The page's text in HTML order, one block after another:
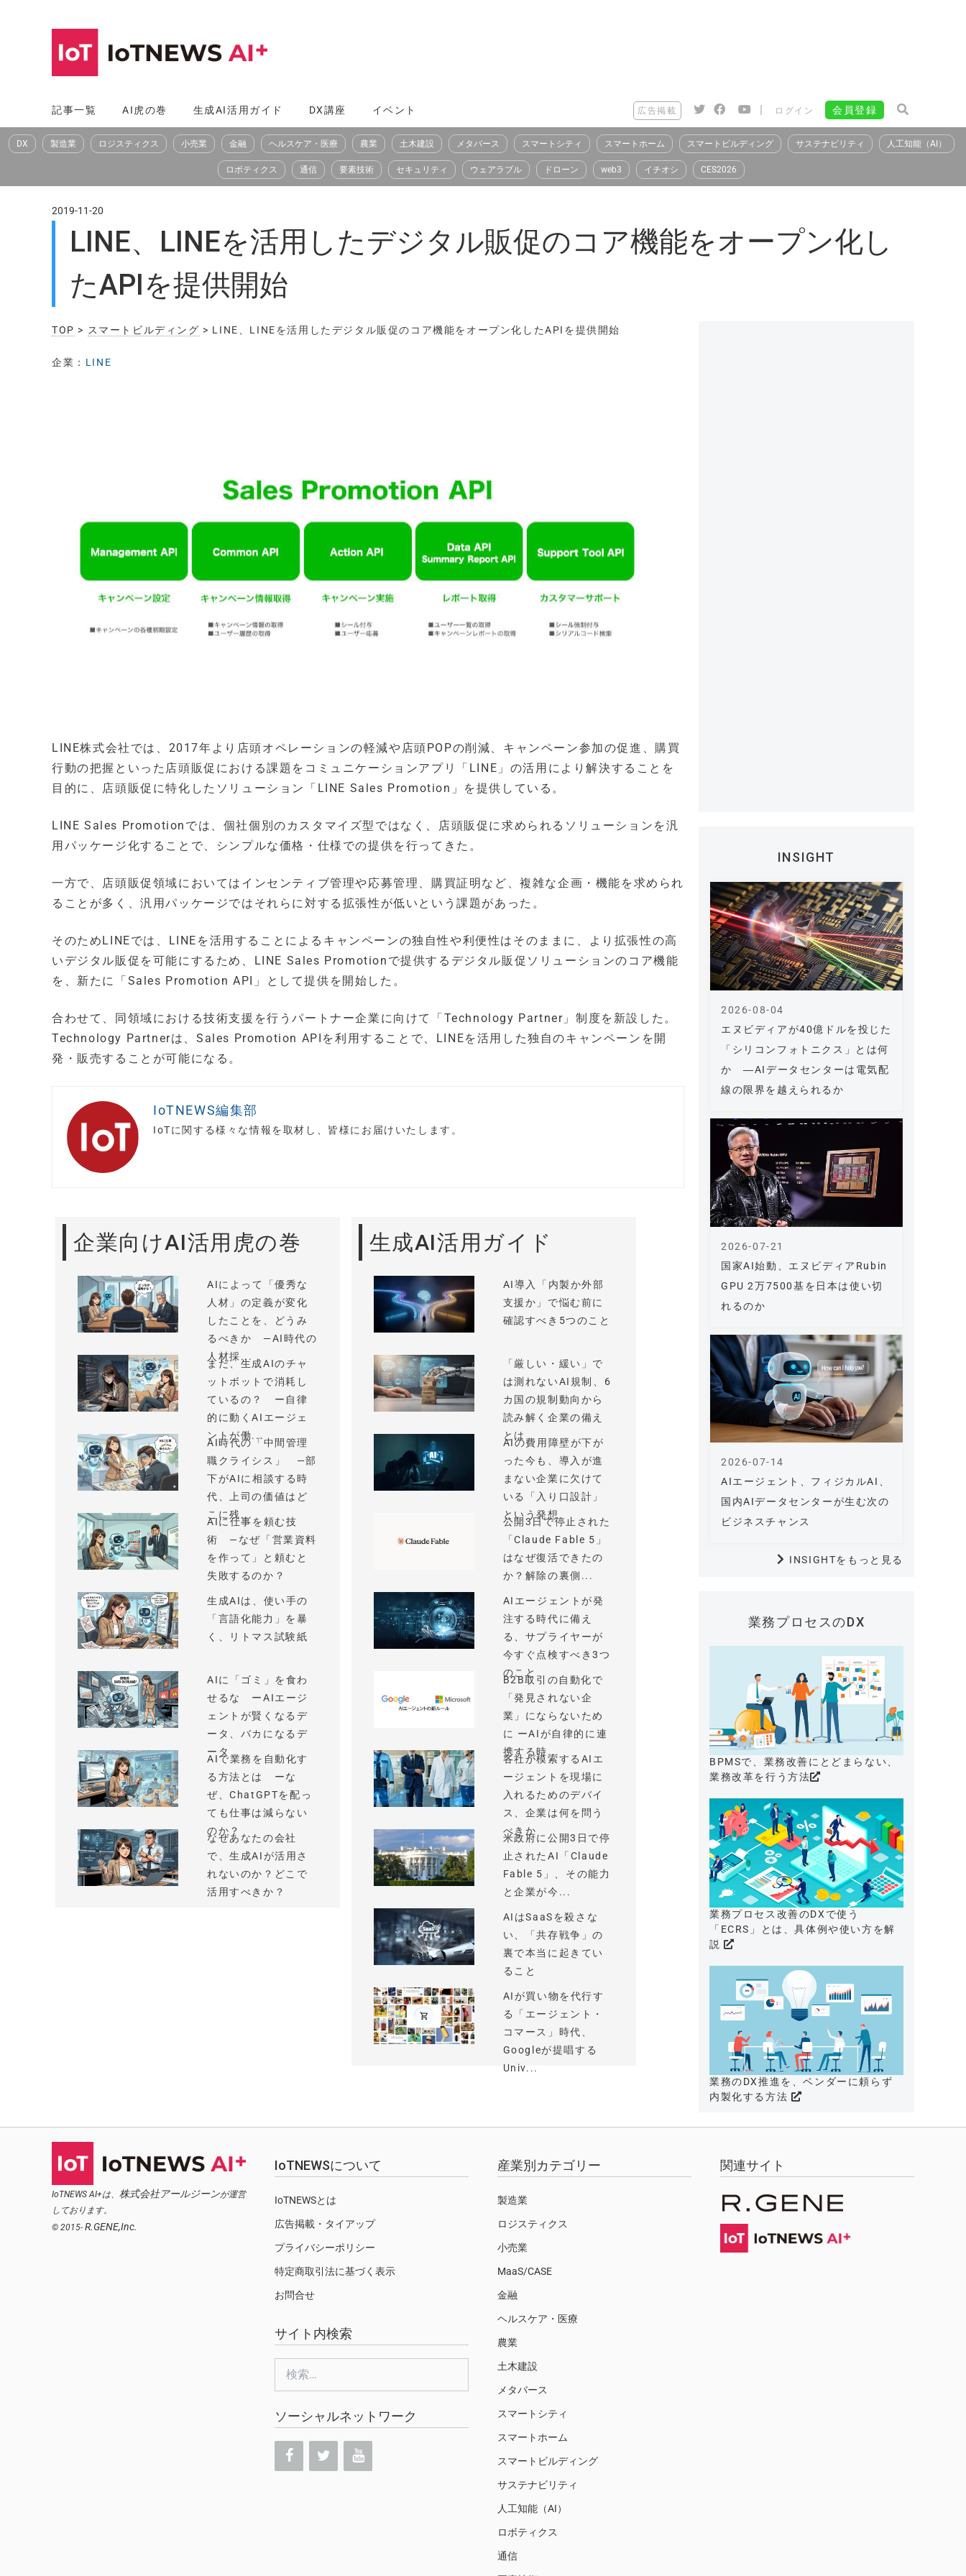
へ
ス
記事一覧 AI虎の巻 生成AI活用ガイド DX講座 イベント 広告掲載 | ログイン 会員登録
DX 製造業 ロジスティクス 小売業 金融 ヘルスケア・医療 農業 土木建設 メタバース スマートシティ スマートホーム スマートビルディング サステナビリティ 人工知能（AI）
ロボティクス 通信 要素技術 セキュリティ ウェアラブル ドローン web3 イチオシ CES2026
2019-11-20
LINE、LINEを活用したデジタル販促のコア機能をオープン化し
たAPIを提供開始
TOP > スマートビルディング > LINE、LINEを活用したデジタル販促のコア機能をオープン化したAPIを提供開始
企業： LINE
LINE株式会社では、2017年より店頭オペレーションの軽減や店頭POPの削減、キャンペーン参加の促進、購買
行動の把握といった店頭販促における課題をコミュニケーションアプリ「LINE」の活用により解決することを
目的に、店頭販促に特化したソリューション「LINE Sales Promotion」を提供している。
LINE Sales Promotionでは、個社個別のカスタマイズ型ではなく、店頭販促に求められるソリューションを汎
用パッケージ化することで、シンプルな価格・仕様での提供を行ってきた。
一方で、店頭販促領域においてはインセンティブ管理や応募管理、購買証明など、複雑な企画・機能を求められ
ることが多く、汎用パッケージではそれらに対する拡張性が低いという課題があった。
そのためLINEでは、LINEを活用することによるキャンペーンの独自性や利便性はそのままに、より拡張性の高
いデジタル販促を可能にするため、LINE Sales Promotionで提供するデジタル販促ソリューションのコア機能
を、新たに「Sales Promotion API」として提供を開始した。
合わせて、同領域における技術支援を行うパートナー企業に向けて「Technology Partner」制度を新設した。
Technology Partnerは、Sales Promotion APIを利用することで、LINEを活用した独自のキャンペーンを開
発・販売することが可能になる。
IoTNEWS編集部
IoTに関する様々な情報を取材し、皆様にお届けいたします。
企業向けAI活用虎の巻
AIによって「優秀な
人材」の定義が変化
したことを、どうみ
るべきか —AI時代の
人材採...
まだ、生成AIのチャ
ットボットで消耗し
ているの？ ー自律
的に動くAIエージェ
ントが働...
AI時代の「中間管理
職クライシス」 —部
下がAIに相談する時
代、上司の価値はど
こに残...
AIに仕事を頼む技
術 —なぜ「営業資料
を作って」と頼むと
失敗するのか？
生成AIは、使い手の
「言語化能力」を暴
く、リトマス試験紙
AIに「ゴミ」を食わ
せるな ーAIエージ
ェントが賢くなるデ
ータ、バカになるデ
ータ
AIで業務を自動化す
る方法とは ーな
ぜ、ChatGPTを配っ
ても仕事は減らない
のか？
なぜあなたの会社
で、生成AIが活用さ
れないのか？どこで
活用すべきか？
生成AI活用ガイド
AI導入「内製か外部
支援か」で悩む前に
確認すべき5つのこと
「厳しい・緩い」で
は測れないAI規制、6
カ国の規制動向から
読み解く企業の備え
とは
AIの費用障壁が下が
った今も、導入が進
まない企業に欠けて
いる「入り口設計」
という発想
公開3日で停止された
「Claude Fable 5」
はなぜ復活できたの
か？解除の裏側...
AIエージェントが発
注する時代に備え
る、サプライヤーが
今すぐ点検すべき3つ
のこと
B2B取引の自動化で
「発見されない企
業」にならないため
に ーAIが自律的に連
携する時...
各社が模索するAIエ
ージェントを現場に
入れるためのデバイ
ス、企業は何を問う
べきか
米政府に公開3日で停
止されたAI「Claude
Fable 5」、その能力
と企業が今...
AIはSaaSを殺さな
い、「共存戦争」の
裏で本当に起きてい
ること
AIが買い物を代行す
る「エージェント・
コマース」時代、
Googleが提唱する
Univ...
INSIGHT
エヌビディアが40億ドルを投じた
「シリコンフォトニクス」とは何
か ―AIデータセンターは電気配
線の限界を越えられるか
2026-08-04
国家AI始動、エヌビディアRubin
GPU 2万7500基を日本は使い切
れるのか
2026-07-21
AIエージェント、フィジカルAI、
国内AIデータセンターが生む次の
ビジネスチャンス
2026-07-14
INSIGHTをもっと見る
業務プロセスのDX
BPMSで、業務改善にとどまらない、
業務改革を行う方法
業務プロセス改善のDXで使う
「ECRS」とは、具体例や使い方を解
説
業務のDX推進を、ベンダーに頼らず
内製化する方法
IoTNEWS AI+は、 株式会社アールジーンが運営
しております。
© 2015- R.GENE,Inc.
IoTNEWSについて
IoTNEWSとは
広告掲載・タイアップ
プライバシーポリシー
特定商取引法に基づく表示
お問合せ
サイト内検索
索:
ソーシャルネットワーク
産業別カテゴリー
製造業
ロジスティクス
小売業
MaaS/CASE
金融
ヘルスケア・医療
農業
土木建設
メタバース
スマートシティ
スマートホーム
スマートビルディング
サステナビリティ
人工知能（AI）
ロボティクス
通信
関連サイト